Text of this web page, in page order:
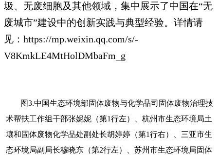
圾、无废细胞及其他领域，集中展示了中国在“无
废城市”建设中的创新实践与典型经验。详情请
见：https://mp.weixin.qq.com/s/-
V8KmkLE4MtHolDMbaFm_g
图3.中国生态环境部固体废物与化学品司固体废物治理技
术帮扶工作组干部张妮妮（第1行左）、杭州市生态环境局土
壤和固体废物化学品处副处长胡婷婷（第1行右）、三亚市生
态环境局副局长穆晓东（第2行左）、苏州市生态环境局固体